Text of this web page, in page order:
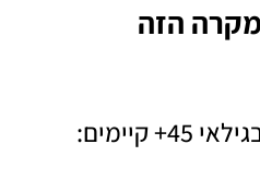
הזה
קיימים: